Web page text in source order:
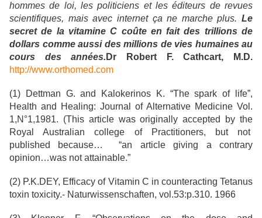
hommes de loi, les politiciens et les éditeurs de revues
scientifiques, mais avec internet ça ne marche plus. Le
secret de la vitamine C coûte en fait des trillions de
dollars comme aussi des millions de vies humaines au
cours des années. Dr Robert F. Cathcart, M.D.
http://www.orthomed.com
(1) Dettman G. and Kalokerinos K. “The spark of life”,
Health and Healing: Journal of Alternative Medicine Vol.
1,N°1,1981. (This article was originally accepted by the
Royal Australian college of Practitioners, but not
published because… “an article giving a contrary
opinion…was not attainable.”
(2) P.K.DEY, Efficacy of Vitamin C in counteracting Tetanus
toxin toxicity.- Naturwissenschaften, vol.53:p.310. 1966